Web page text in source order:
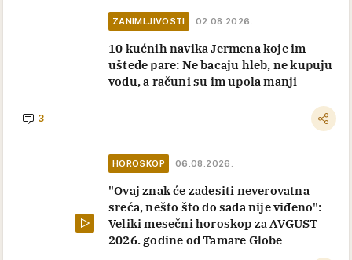
ZANIMLJIVOSTI 02.08.2026.
10 kućnih navika Jermena koje im
uštede pare: Ne bacaju hleb, ne kupuju
vodu, a računi su im upola manji
3
HOROSKOP 06.08.2026.
"Ovaj znak će zadesiti neverovatna
sreća, nešto što do sada nije viđeno":
Veliki mesečni horoskop za AVGUST
2026. godine od Tamare Globe